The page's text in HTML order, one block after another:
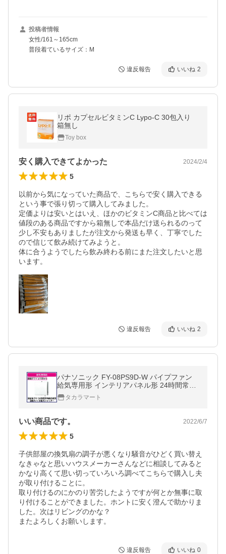
投稿者情報
女性/161～165cm
普段着ているサイズ：M
違反報告 いいね 2
リポ カプセルビタミンC Lypo-C 30包入り
箱無し
Toy box
安く購入できてよかった 2024/2/4
5
以前から気になっていた商品で、こちらで安く購入できる
という事で張り切って購入してみました。
定価よりは安いとはいえ、ほかのビタミンC商品と比べては
値段のある商品ですから箱無しで本品だけ送られるのって
少し不安もありましたが注文から発送も早く、丁寧でした
ので信じて飲み続けてみようと。
体に合うようでしたら飲み終わる前にまた注文したいと思
います。
違反報告 いいね 2
パナソニック FY-08PS9D-W パイプファン
給気専用形 インテリアパネル形 24時間常時
換気推奨 手動式シャッター ホワイト色 速結
端子付タカラマート
いい商品です。 2022/6/7
5
子供部屋の換気扇の調子が悪くなり騒音がひどく買い替え
なきゃなと思いハウスメーカーさんなどに相談してみると
かなり高くて思い切っていろいろ調べてこちらで購入し夫
が取り付けることに。
取り付けるのにかのり苦労したようですが何とか無事に取
り付けることができました。ホントに安く澄んで助かりま
した。次はリビングのかな？
またよろしくお願いします。
違反報告 いいね 0